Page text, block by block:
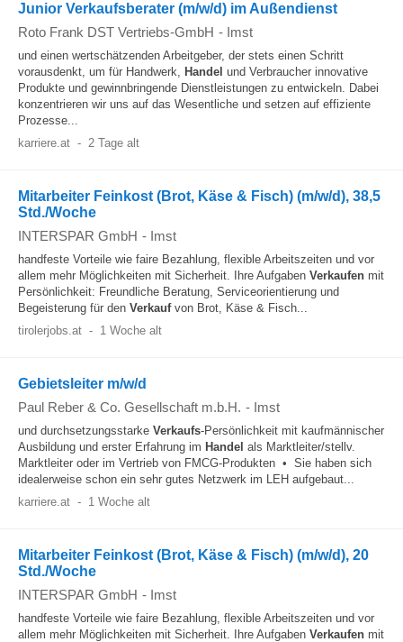
Junior Verkaufsberater (m/w/d) im Außendienst
Roto Frank DST Vertriebs-GmbH - Imst
und einen wertschätzenden Arbeitgeber, der stets einen Schritt
vorausdenkt, um für Handwerk, Handel und Verbraucher innovative
Produkte und gewinnbringende Dienstleistungen zu entwickeln. Dabei
konzentrieren wir uns auf das Wesentliche und setzen auf effiziente
Prozesse...
karriere.at - 2 Tage alt
Mitarbeiter Feinkost (Brot, Käse & Fisch) (m/w/d), 38,5
Std./Woche
INTERSPAR GmbH - Imst
handfeste Vorteile wie faire Bezahlung, flexible Arbeitszeiten und vor
allem mehr Möglichkeiten mit Sicherheit. Ihre Aufgaben Verkaufen mit
Persönlichkeit: Freundliche Beratung, Serviceorientierung und
Begeisterung für den Verkaufvon Brot, Käse & Fisch...
tirolerjobs.at - 1 Woche alt
Gebietsleiter m/w/d
Paul Reber & Co. Gesellschaft m.b.H. - Imst
und durchsetzungsstarke Verkaufs-Persönlichkeit mit kaufmännischer
Ausbildung und erster Erfahrung im Handel als Marktleiter/stellv.
Marktleiter oder im Vertrieb von FMCG-Produkten • Sie haben sich
idealerweise schon ein sehr gutes Netzwerk im LEH aufgebaut...
karriere.at - 1 Woche alt
Mitarbeiter Feinkost (Brot, Käse & Fisch) (m/w/d), 20
Std./Woche
INTERSPAR GmbH - Imst
handfeste Vorteile wie faire Bezahlung, flexible Arbeitszeiten und vor
allem mehr Möglichkeiten mit Sicherheit. Ihre Aufgaben Verkaufen mit